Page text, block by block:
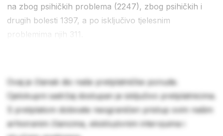
na zbog psihičkih problema (2247), zbog psihičkih i
drugih bolesti 1397, a po isključivo tjelesnim
problemima njih 311.
Ovaj je članak dio naše pretplatničke ponude.
Cjelokupni sadržaj dostupan je isključivo pretplatnicima.
S pretplatom dobivate neograničen pristup svim našim
arhiviranim člancima, ekskluzivnim intervjuima i